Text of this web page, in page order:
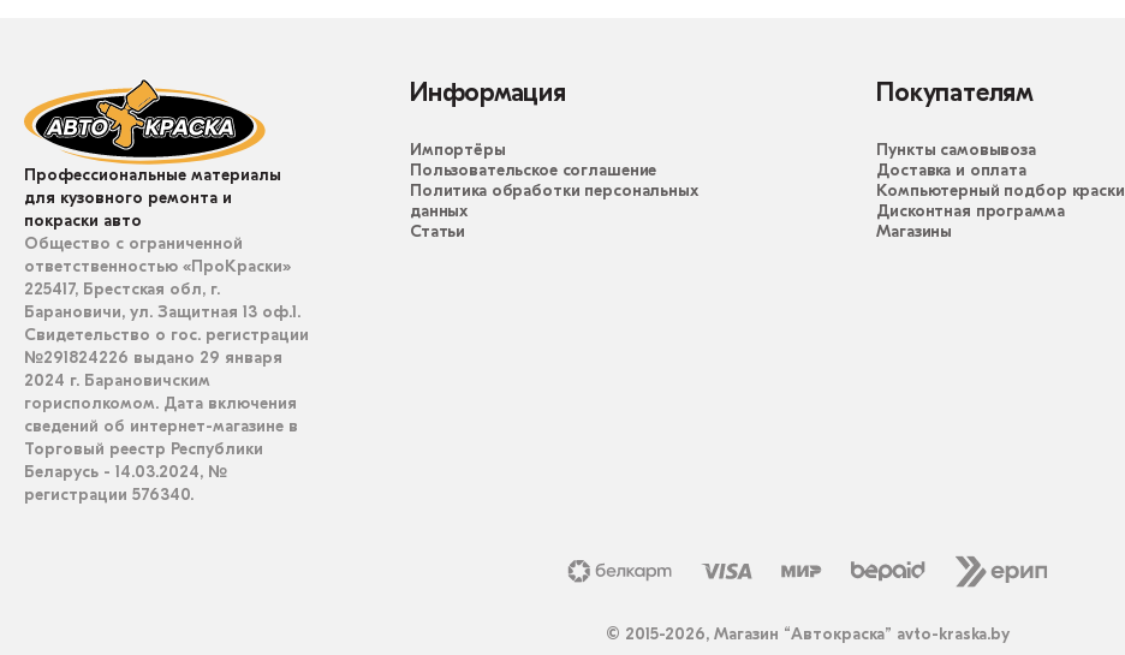
Профессиональные материалы
для кузовного ремонта и
покраски авто
Общество с ограниченной
ответственностью «ПроКраски»
225417, Брестская обл, г.
Барановичи, ул. Защитная 13 оф.1.
Свидетельство о гос. регистрации
№291824226 выдано 29 января
2024 г. Барановичским
горисполкомом. Дата включения
сведений об интернет-магазине в
Торговый реестр Республики
Беларусь - 14.03.2024, №
регистрации 576340.
Информация
Импортёры
Пользовательское соглашение
Политика обработки персональных
данных
Статьи
Покупателям
Пункты самовывоза
Доставка и оплата
Компьютерный подбор краски
Дисконтная программа
Магазины
© 2015-2026, Магазин “Автокраска” avto-kraska.by